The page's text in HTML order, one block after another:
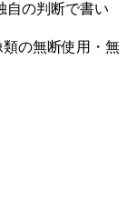
自の判断で書い
の無断使用・無